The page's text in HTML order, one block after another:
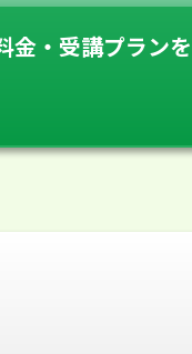
金・受講プランを